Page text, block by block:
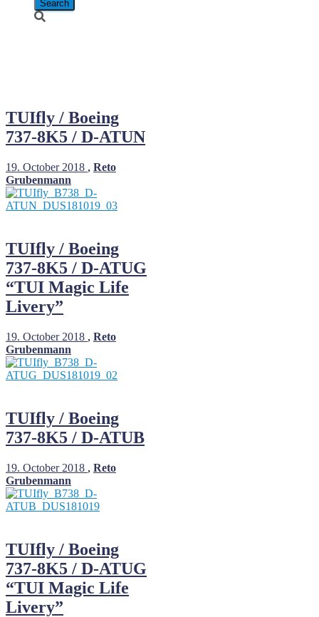
TUIfly / Boeing
737-8K5 / D-ATUN
19. October 2018 , Reto
Grubenmann
TUIfly / Boeing
737-8K5 / D-ATUG
“TUI Magic Life
Livery”
19. October 2018 , Reto
Grubenmann
TUIfly / Boeing
737-8K5 / D-ATUB
19. October 2018 , Reto
Grubenmann
TUIfly / Boeing
737-8K5 / D-ATUG
“TUI Magic Life
Livery”